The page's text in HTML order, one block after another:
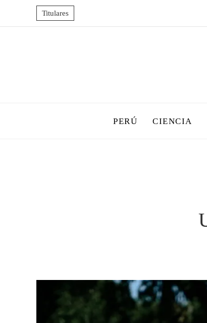
Titulares
PERÚ CIENCIA